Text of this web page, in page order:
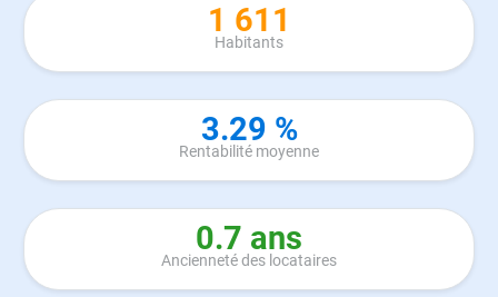
1 611
Habitants
3.29 %
Rentabilité moyenne
0.7 ans
Ancienneté des locataires